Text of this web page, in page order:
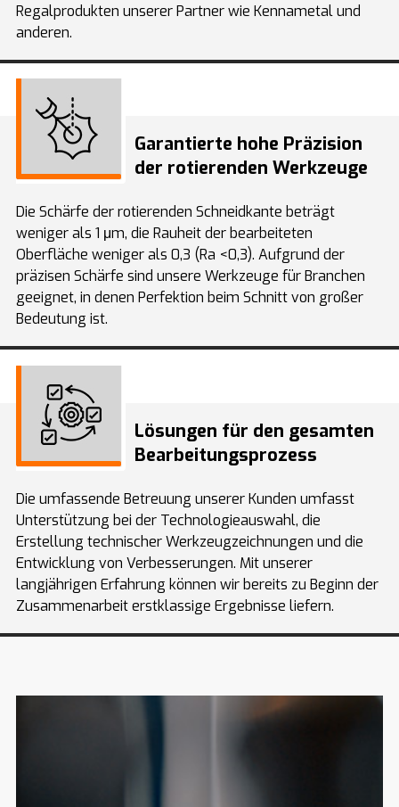
Regalprodukten unserer Partner wie Kennametal und
anderen.
Garantierte hohe Präzision
der rotierenden Werkzeuge
Die Schärfe der rotierenden Schneidkante beträgt
weniger als 1 μm, die Rauheit der bearbeiteten
Oberfläche weniger als 0,3 (Ra <0,3). Aufgrund der
präzisen Schärfe sind unsere Werkzeuge für Branchen
geeignet, in denen Perfektion beim Schnitt von großer
Bedeutung ist.
Lösungen für den gesamten
Bearbeitungsprozess
Die umfassende Betreuung unserer Kunden umfasst
Unterstützung bei der Technologieauswahl, die
Erstellung technischer Werkzeugzeichnungen und die
Entwicklung von Verbesserungen. Mit unserer
langjährigen Erfahrung können wir bereits zu Beginn der
Zusammenarbeit erstklassige Ergebnisse liefern.